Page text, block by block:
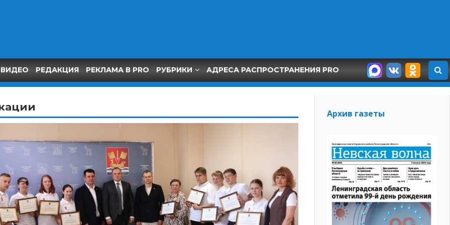
ВИДЕО РЕДАКЦИЯ РЕКЛАМА В PRO РУБРИКИ АДРЕСА РАСПРОСТРАНЕНИЯ PRO
Архив газеты